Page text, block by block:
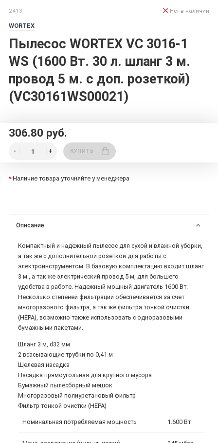
2413
WORTEX
Пылесос WORTEX VC 3016-1
WS (1600 Вт. 30 л. шланг 3 м.
провод 5 м. с доп. розеткой)
(VC30161WS00021)
Нет в наличии
306.80 руб.
КУПИТЬ
* Наличие товара уточняйте у менеджера
Описание
Компактный и надежный пылесос для сухой и влажной уборки,
а так же с дополнительной розеткой для работы с
электроинструментом. В базовую комплектацию входит шланг
3 м , а так же электрический провод 5 м, для большего
удобства в работе. Надежный мощный двигатель 1600 Вт.
Несколько степеней фильтрации обеспечивается за счет
многоразового фильтра, а так же фильтра тонкой очистки
(HEPA), возможно также использовать с одноразовыми
бумажными пакетами.
Шланг 3 м, d32 мм
2 всасывающие трубки по 0,41 м
Щелевая насадка
Насадка прямоугольная для крупного мусора
Бумажный пылесборный мешок
Многоразовый полиуретановый фильтр
Фильтр тонкой очистки (HEPA)
Номинальная потребляемая мощность 1.600 Вт